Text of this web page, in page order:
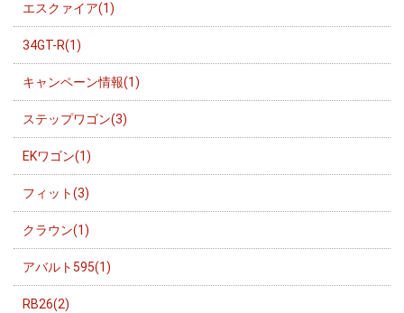
エスクァイア(1)
34GT-R(1)
キャンペーン情報(1)
ステップワゴン(3)
EKワゴン(1)
フィット(3)
クラウン(1)
アバルト595(1)
RB26(2)